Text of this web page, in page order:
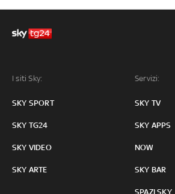
I siti Sky:
SKY SPORT
SKY TG24
SKY VIDEO
SKY ARTE
Servizi:
SKY TV
SKY APPS
NOW
SKY BAR
SPAZI SKY